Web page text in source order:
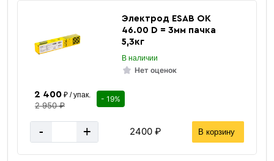
Электрод ESAB ОК
46.00 D = 3мм пачка
5,3кг
В наличии
Нет оценок
2 400₽ / упак.
2 950 ₽
- 19%
- + 2400 ₽ В корзину